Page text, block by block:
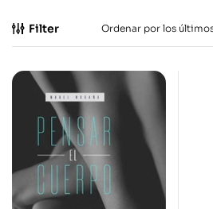
Filter